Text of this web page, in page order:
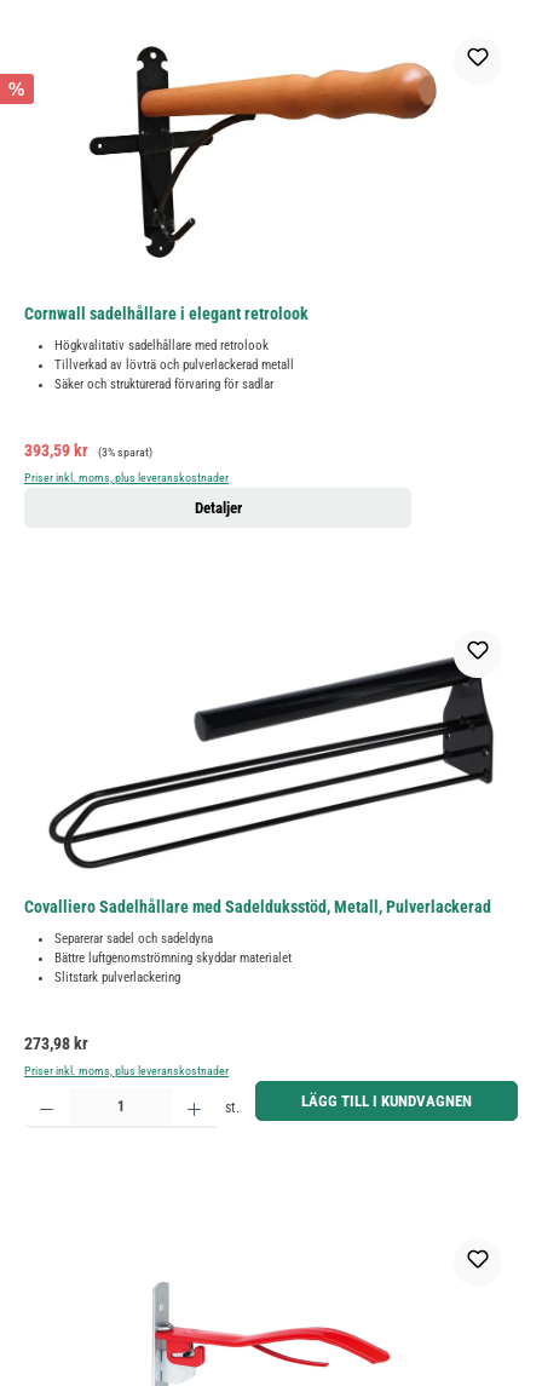
%
Cornwall sadelhållare i elegant retrolook
Högkvalitativ sadelhållare med retrolook
Tillverkad av lövträ och pulverlackerad metall
Säker och strukturerad förvaring för sadlar
Försäljningspris:
393,59 kr Ordinarie pris:
(3% sparat)
Priser inkl. moms, plus leveranskostnader
Detaljer
Covalliero Sadelhållare med Sadelduksstöd, Metall, Pulverlackerad
Separerar sadel och sadeldyna
Bättre luftgenomströmning skyddar materialet
Slitstark pulverlackering
Ordinarie pris:
273,98 kr
Priser inkl. moms, plus leveranskostnader
Produktkvantitet: Ange önskat belopp eller använd knapparna för att öka eller minska kvantiteten.
st. LÄGG TILL I KUNDVAGNEN